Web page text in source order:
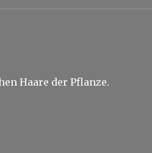
Haare der Pflanze.